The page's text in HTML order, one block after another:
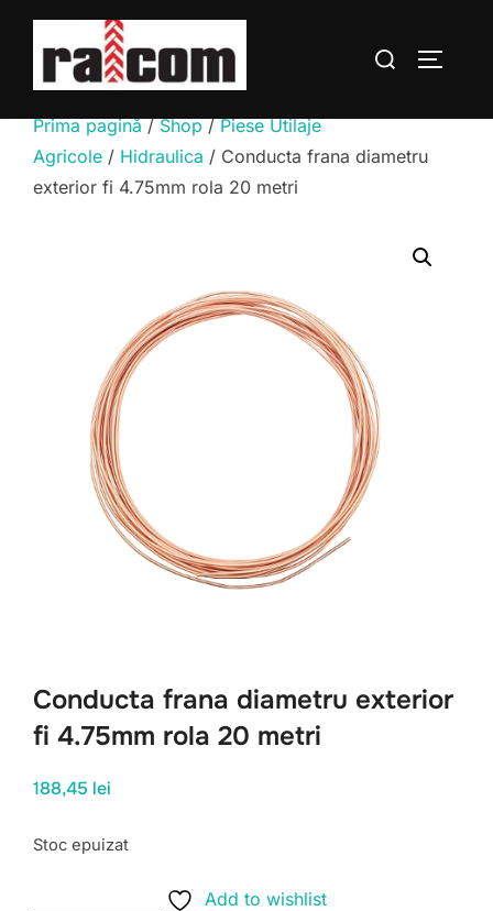
conținut
Caută
Prima pagină/Shop/Piese Utilaje
Agricole / Hidraulica / Conducta frana diametru
exterior fi 4.75mm rola 20 metri
Conducta frana diametru exterior
fi 4.75mm rola 20 metri
188,45 lei
Stoc epuizat
Add to wishlist